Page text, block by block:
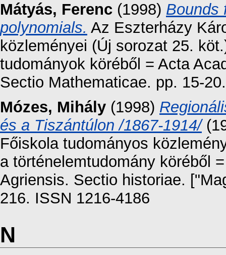
Mátyás, Ferenc (1998) Bounds
polynomials. Az Eszterházy
közleményei (Új sorozat 25.
tudományok köréből = Acta
Sectio Mathematicae. pp. 15-20.
Mózes, Mihály (1998)
és a Tiszántúlon /1867-1914/
Főiskola tudományos
a történelemtudomány köréből
Agriensis. Sectio historiae.
216. ISSN 1216-4186
N